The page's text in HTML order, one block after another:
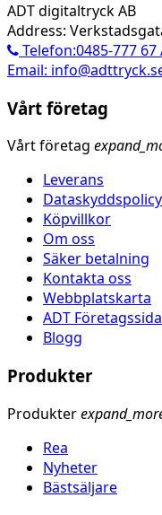
ADT digitaltryck AB
Address:
Telefon:0485-777 67
Email:
Vårt företag
Vårt företag
Leverans
Dataskyddspolicy
Köpvillkor
Om oss
Säker betalning
Kontakta oss
Webbplatskarta
ADT
Blogg
Produkter
Produkter
Rea
Nyheter
Bästsäljare